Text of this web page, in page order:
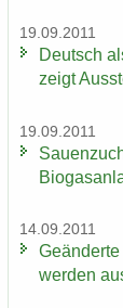
19.09.2011
Deutsch
zeigt
19.09.2011
14.09.2011
wer­den